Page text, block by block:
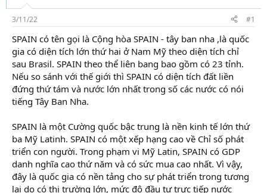
s
t
a
r
t
e
r
i
3/11/22 #1
SPAIN có tên gọi là Cộng hòa SPAIN - tây ban nha ,là quốc
gia có diện tích lớn thứ hai ở Nam Mỹ theo diện tích chỉ
sau Brasil. SPAIN theo thể liên bang bao gồm có 23 tỉnh.
Nếu so sánh với thế giới thì SPAIN có diện tích đất liền
đứng thứ tám và nước lớn nhất trong số các nước có nói
tiếng Tây Ban Nha.
SPAIN là một Cường quốc bậc trung là nền kinh tế lớn thứ
ba Mỹ Latinh. SPAIN có một xếp hạng cao về Chỉ số phát
triển con người. Trong phạm vi Mỹ Latin, SPAIN có GDP
danh nghĩa cao thứ năm và có sức mua cao nhất. Vì vậy,
đây là quốc gia có nền tảng cho sự phát triển trong tương
lai do có thị trường lớn, mức độ đầu tư trực tiếp nước